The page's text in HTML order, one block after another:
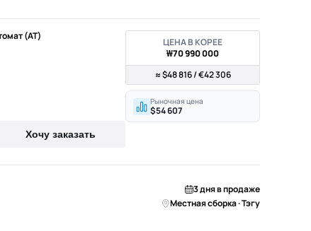
(AT)
Хочу заказать
ЦЕНА В КОРЕЕ
₩70 990 000
≈ $48 816 / €42 306
Рыночная цена
$54 607
3 дня в продаже
Местная сборка · Тэгу